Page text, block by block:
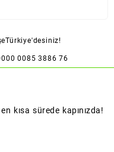
0085 3886 76
kısa sürede kapınızda!